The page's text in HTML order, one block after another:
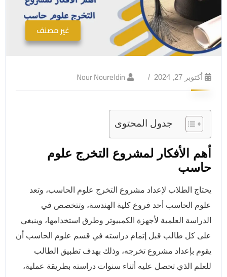
غير مصنف
أكتوبر 27, 2024 Nour Noureldin
جدول المحتوى
أهم الأفكار لمشروع التخرج علوم
حاسب
يحتاج الطلاب لإعداد مشروع التخرج علوم الحاسب، وتعد
علوم الحاسب أحد فروع كلية الهندسة، وتتخصص في
الدراسة العلمية لأجهزة الكمبيوتر وطرق استخدامها، وينبغي
على كل طالب قبل إتمام دراسته في قسم علوم الحاسب أن
يقوم بإعداد مشروع تخرجه، وذلك بهدف تطبيق الطالب
للعلم الذي تحصل عليه أثناء سنوات دراسته بطريقة عملية،